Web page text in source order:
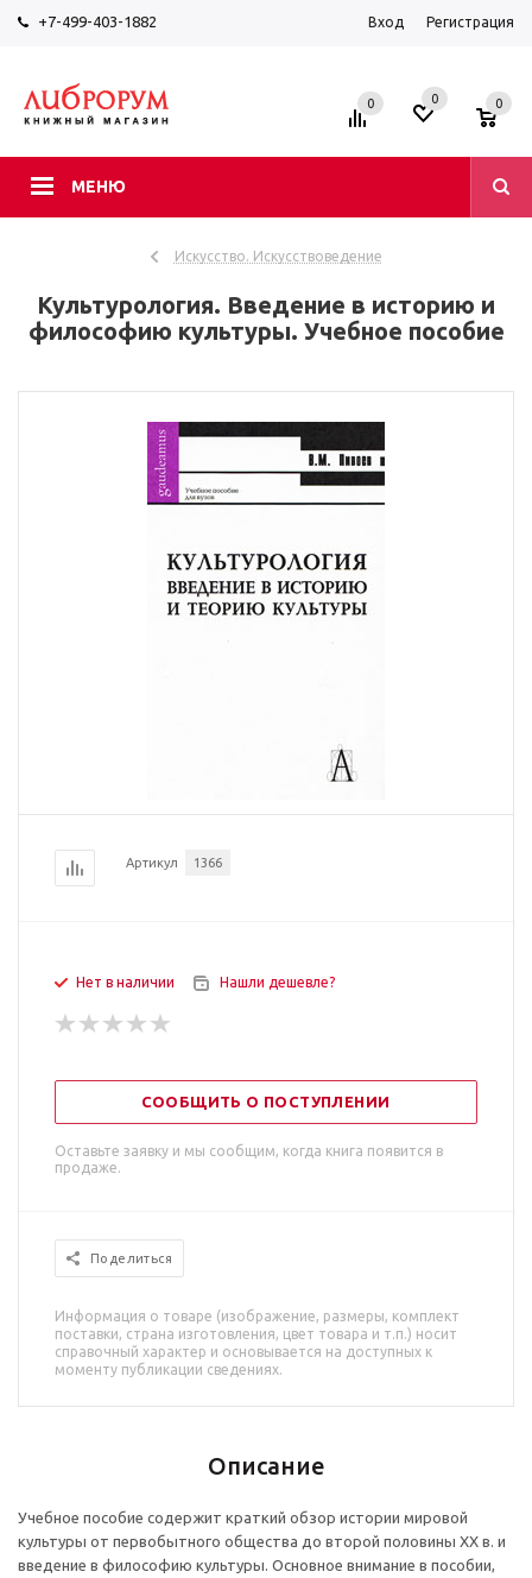
+7-499-403-1882 Вход Регистрация
МЕНЮ
0 0 0
Искусство. Искусствоведение
Культурология. Введение в историю и
философию культуры. Учебное пособие
Артикул 1366
Нет в наличии Нашли дешевле?
СООБЩИТЬ О ПОСТУПЛЕНИИ
Оставьте заявку и мы сообщим, когда книга появится в
продаже.
Поделиться
Информация о товаре (изображение, размеры, комплект
поставки, страна изготовления, цвет товара и т.п.) носит
справочный характер и основывается на доступных к
моменту публикации сведениях.
Описание
Учебное пособие содержит краткий обзор истории мировой
культуры от первобытного общества до второй половины XX в. и
введение в философию культуры. Основное внимание в пособии,